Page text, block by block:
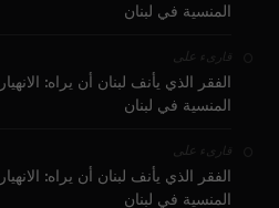
المنسية في لبنان
قارىء على
الفقر الذي يأنف لبنان أن يراه:
المنسية في لبنان
قارىء على
الفقر الذي يأنف لبنان أن يراه:
المنسية في لبنان